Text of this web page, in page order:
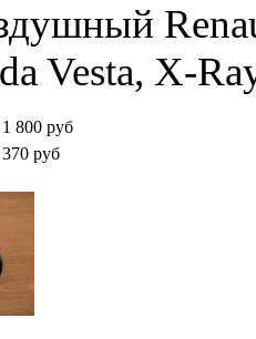
Vesta, X-
1 800 руб
370 руб